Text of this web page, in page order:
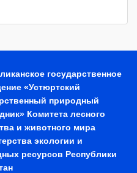
государственное
«Устюртский
природный
Комитета лесного
и животного мира
экологии и
ресурсов Республики